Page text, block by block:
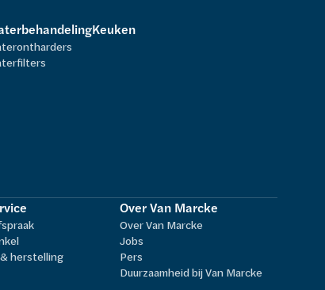
Keuken
herstelling
Over Van Marcke
Over Van Marcke
Jobs
Pers
Duurzaamheid bij Van Marcke